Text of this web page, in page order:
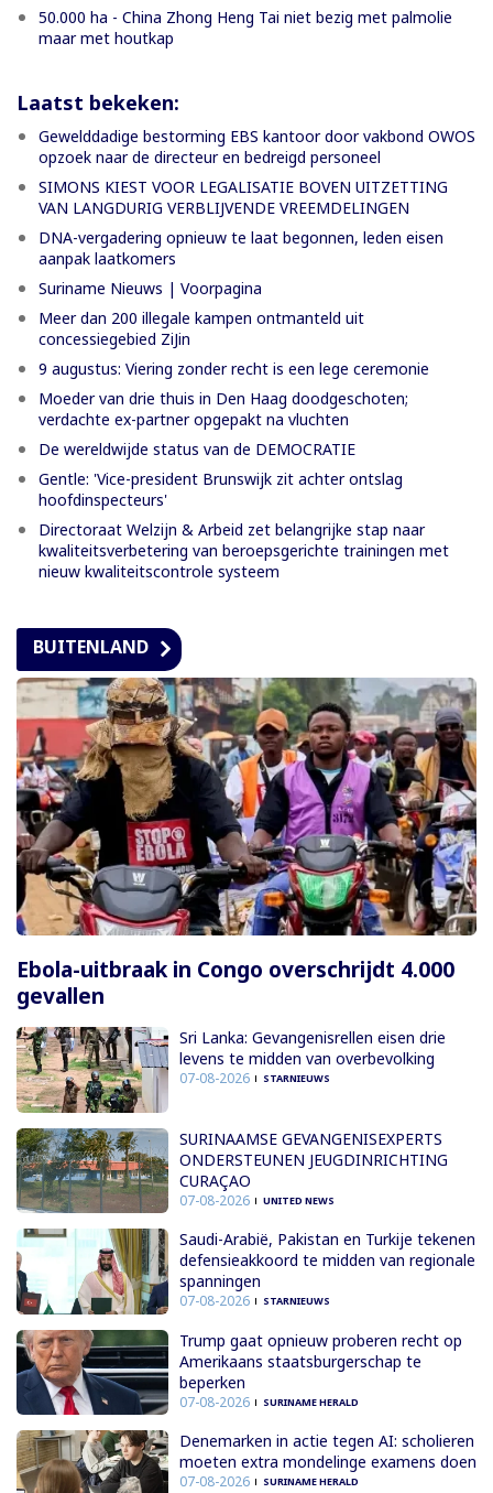
50.000 ha - China Zhong Heng Tai niet bezig met palmolie
maar met houtkap
Laatst bekeken:
Gewelddadige bestorming EBS kantoor door vakbond OWOS
opzoek naar de directeur en bedreigd personeel
SIMONS KIEST VOOR LEGALISATIE BOVEN UITZETTING
VAN LANGDURIG VERBLIJVENDE VREEMDELINGEN
DNA-vergadering opnieuw te laat begonnen, leden eisen
aanpak laatkomers
Suriname Nieuws | Voorpagina
Meer dan 200 illegale kampen ontmanteld uit
concessiegebied ZiJin
9 augustus: Viering zonder recht is een lege ceremonie
Moeder van drie thuis in Den Haag doodgeschoten;
verdachte ex-partner opgepakt na vluchten
De wereldwijde status van de DEMOCRATIE
Gentle: 'Vice-president Brunswijk zit achter ontslag
hoofdinspecteurs'
Directoraat Welzijn & Arbeid zet belangrijke stap naar
kwaliteitsverbetering van beroepsgerichte trainingen met
nieuw kwaliteitscontrole systeem
BUITENLAND
Ebola-uitbraak in Congo overschrijdt 4.000
gevallen
Sri Lanka: Gevangenisrellen eisen drie
levens te midden van overbevolking
07-08-2026 STARNIEUWS
SURINAAMSE GEVANGENISEXPERTS
ONDERSTEUNEN JEUGDINRICHTING
CURAÇAO
07-08-2026 UNITED NEWS
Saudi-Arabië, Pakistan en Turkije tekenen
defensieakkoord te midden van regionale
spanningen
07-08-2026 STARNIEUWS
Trump gaat opnieuw proberen recht op
Amerikaans staatsburgerschap te
beperken
07-08-2026 SURINAME HERALD
Denemarken in actie tegen AI: scholieren
moeten extra mondelinge examens doen
07-08-2026 SURINAME HERALD